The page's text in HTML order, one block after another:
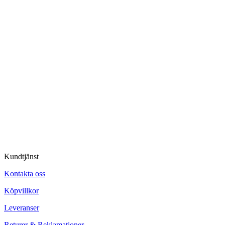
Kundtjänst
Kontakta oss
Köpvillkor
Leveranser